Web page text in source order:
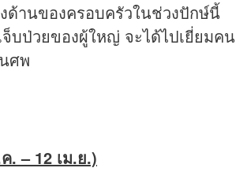
ด้านของครอบครัวในช่วงปักษ์นี้
จ็บป่วยของผู้ใหญ่ จะได้ไปเยี่ยมคน
ศพ
. – 12 เม.ย.)